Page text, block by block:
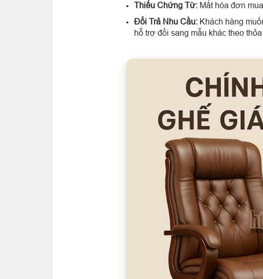
Thiếu Chứng Từ: Mất hóa đơn
Đổi Trả Nhu Cầu: Khách hàng
hỗ trợ đổi sang mẫu khác theo